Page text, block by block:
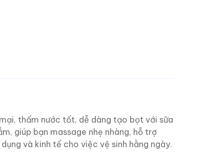
thấm nước tốt, dễ dàng tạo bọt với sữa
giúp bạn massage nhẹ nhàng, hỗ trợ
và kinh tế cho việc vệ sinh hằng ngày.